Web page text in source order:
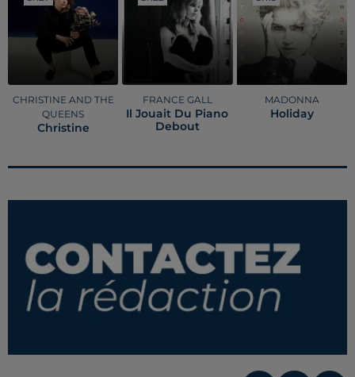
CHRISTINE AND THE
QUEENS
Christine
FRANCE GALL
Il Jouait Du Piano
Debout
MADONNA
Holiday